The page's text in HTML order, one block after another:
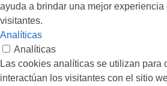
ayuda a brindar una mejor
visitantes.
Analíticas
Analíticas
Las cookies analíticas se utilizan para
interactúan los visitantes con el sitio